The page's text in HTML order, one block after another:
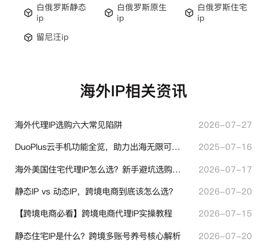
白俄罗斯静态
ip
白俄罗斯原生
ip
白俄罗斯住宅
ip
留尼汪ip
海外IP相关资讯
海外代理IP选购六大常见陷阱
2026-07-27
DuoPlus云手机功能全览，助力出海无限可能！
2025-07-16
海外美国住宅代理IP怎么选？新手避坑选购指南
2026-07-17
静态IP vs 动态IP，跨境电商到底该怎么选？
2026-07-20
【跨境电商必看】跨境电商代理IP实操教程
2026-07-15
静态住宅IP是什么？跨境多账号养号核心解析
2026-07-20